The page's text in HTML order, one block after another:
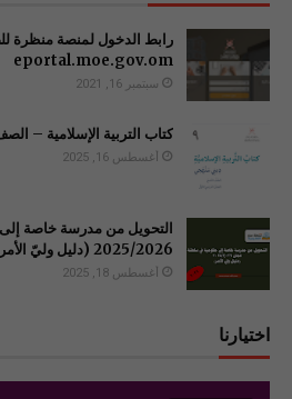
سبتمبر 16, 2021
كتاب التربية الإسلامية –
أغسطس 16, 2025
التحويل من مدرسة خاصة
2025/2026 (دليل وليّ الأمر)
أغسطس 18, 2025
اختيارنا